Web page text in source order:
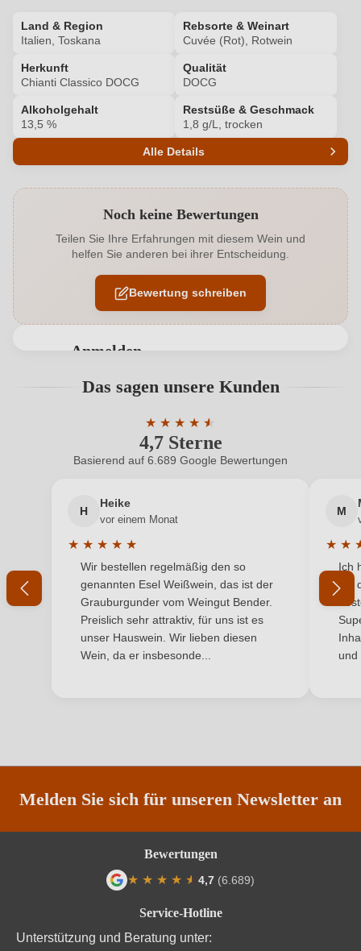
Land & Region
Italien, Toskana
Rebsorte & Weinart
Cuvée (Rot), Rotwein
Herkunft
Chianti Classico DOCG
Qualität
DOCG
Alkoholgehalt
13,5 %
Restsüße & Geschmack
1,8 g/L, trocken
Alle Details
Alkoholgehalt in % 13,5 %
Allergene Enthält Sulfite
Cuvée-Rebsorten Sangiovese, Cabernet Sauvignon
Cavitria Casa Vinicola Triacca SRL, Via Nazionale
121, 23030 Villa di Tirano, Italien
Land Italien
Qualität DOCG
Cuvée (Rot)
Traubenfarbe
Weinart Rotwein
Noch keine Bewertungen
Teilen Sie Ihre Erfahrungen mit diesem Wein und
helfen Sie anderen bei ihrer Entscheidung.
Bewertung schreiben
Anmelden
Benutzern abgegeben werden. Bitte loggen Sie sich
Neuer Kunde? Neuer Kunde?
Ihre E-Mail-Adresse
Ihr Passwort
Ich habe mein Passwort vergessen
Das sagen unsere Kunden
4,7 Sterne
★ ★ ★ ★ ★
★
Durchschnittliche Bewertung von 4.7
Basierend auf 6.689 Google Bewertungen
H
Heike
vor einem Monat
★ ★ ★ ★ ★
Durchschnittliche Bewertung von 5 von 5 Sternen
Wir bestellen regelmäßig den so
genannten Esel Weißwein, das ist der
Grauburgunder vom Weingut Bender.
Preislich sehr attraktiv, für uns ist es
unser Hauswein. Wir lieben diesen
Wein, da er insbesonde...
M
★ ★
Ich
mit
und
Melden Sie sich für unseren Newsletter an
Service-Hotline
Unterstützung und Beratung unter:
Bewertungen
★ ★ ★ ★ ★
★ 4,7 (6.689)